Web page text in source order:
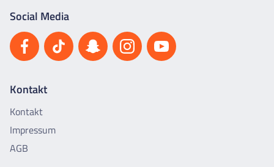
Social Media
Kontakt
Kontakt
Impressum
AGB